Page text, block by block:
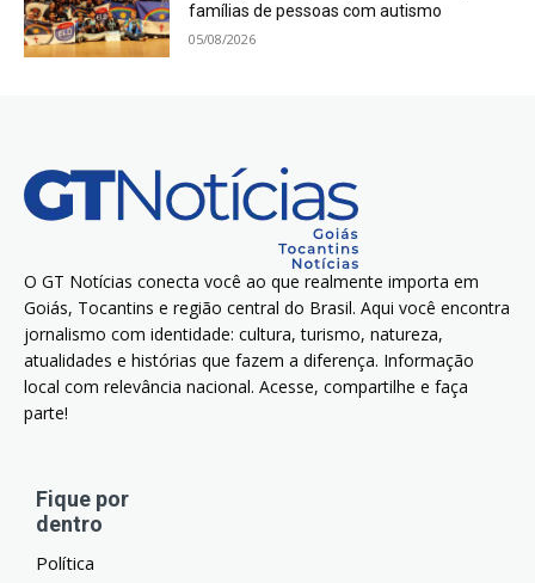
famílias de pessoas com autismo
05/08/2026
O GT Notícias conecta você ao que realmente importa em
Goiás, Tocantins e região central do Brasil. Aqui você encontra
jornalismo com identidade: cultura, turismo, natureza,
atualidades e histórias que fazem a diferença. Informação
local com relevância nacional. Acesse, compartilhe e faça
parte!
Fique por
dentro
Política